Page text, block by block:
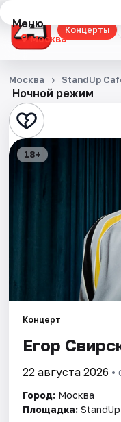
Концерты
Меню
Москва
Концерты
Театр
Стендап
Квесты
Города
Площадки
Артисты
Ночной режим
Москва StandUp
18+
Концерт
Егор
22 августа 2026 •
Город: Москва
Площадка: